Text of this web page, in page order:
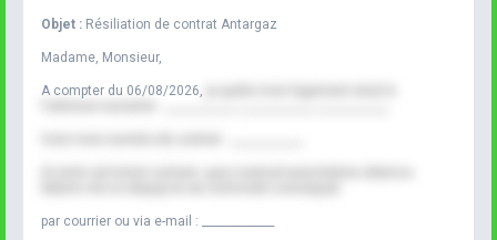
Objet : Résiliation de contrat Antargaz
Madame, Monsieur,
A compter du 06/08/2026,
par courrier ou via e-mail :